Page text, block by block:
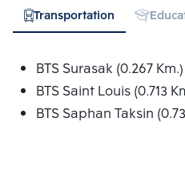
Transportation
BTS Surasak (0.267 Km.)
BTS Saint Louis (0.713
BTS Saphan Taksin